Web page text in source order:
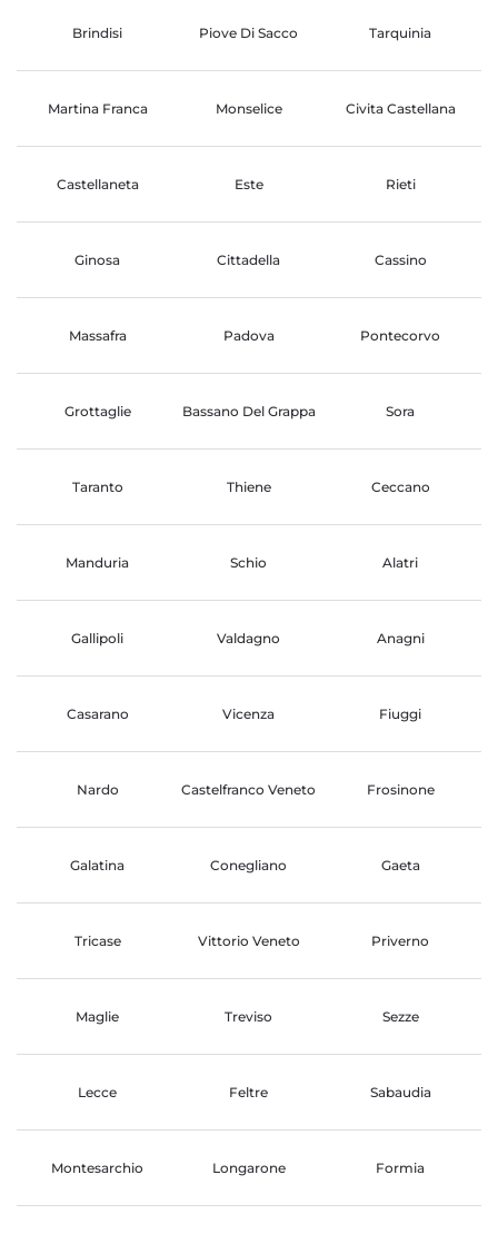
Brindisi Piove Di Sacco Tarquinia
Martina Franca Monselice Civita Castellana
Castellaneta Este Rieti
Ginosa Cittadella Cassino
Massafra Padova Pontecorvo
Grottaglie Bassano Del Grappa Sora
Taranto Thiene Ceccano
Manduria Schio Alatri
Gallipoli Valdagno Anagni
Casarano Vicenza Fiuggi
Nardo Castelfranco Veneto Frosinone
Galatina Conegliano Gaeta
Tricase Vittorio Veneto Priverno
Maglie Treviso Sezze
Lecce Feltre Sabaudia
Montesarchio Longarone Formia